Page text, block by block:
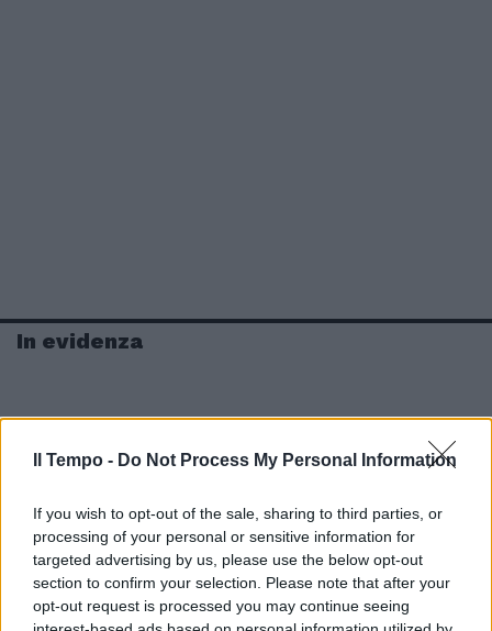
Il Tempo - Do Not Process My Personal Information
If you wish to opt-out of the sale, sharing to third parties, or
processing of your personal or sensitive information for
targeted advertising by us, please use the below opt-out
section to confirm your selection. Please note that after your
opt-out request is processed you may continue seeing
In evidenza